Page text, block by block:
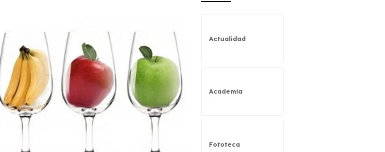
Actualidad
Academia
Fototeca